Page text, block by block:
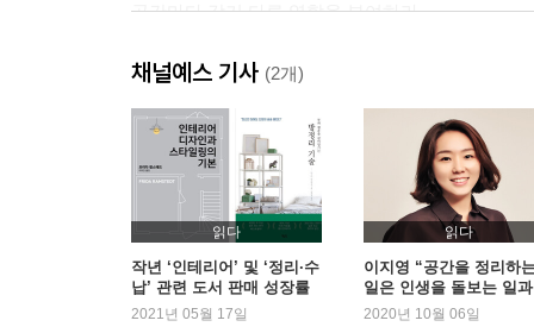
공간마다 각기 다른 역할을 부여하라
전문가의 조언, 남들의 고정관념 깨고 내 ‘삶’을 들
식탁을 거실에? 소파를 방 안에? 고정관념 버리면
“그 방은 안 쓰는 방이야.”
공간도, 물건도 쓰는 사람의 성장과 변화에 맞게
의미 없이 나열된 물건들이 거실을 창고로 만든다
아빠들이 일찍 오고 싶어 하는 집
일하는 엄마아빠에게 가장 중요한 건 휴식과 숙면
채널예스 기사 (2개)
읽다
작년 ‘인테리어’ 및 ‘정리·수
납’ 관련 도서 판매 성장률
3년 만에 최대
2021년 05월 17일
읽다
이지영 “공간을 정리하
일은 인생을 돌보는 일
았다.”
2020년 10월 06일